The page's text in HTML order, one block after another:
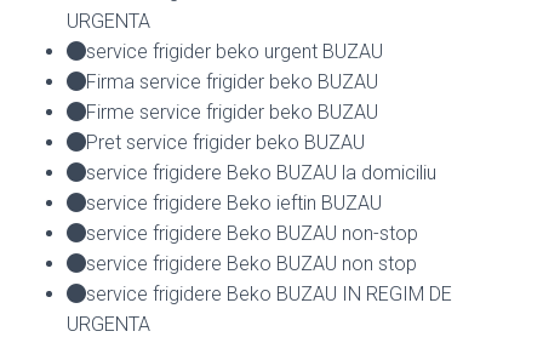
URGENTA
service frigider beko urgent BUZAU
Firma service frigider beko BUZAU
Firme service frigider beko BUZAU
Pret service frigider beko BUZAU
service frigidere Beko BUZAU la domiciliu
service frigidere Beko ieftin BUZAU
service frigidere Beko BUZAU non-stop
service frigidere Beko BUZAU non stop
service frigidere Beko BUZAU IN REGIM DE
URGENTA